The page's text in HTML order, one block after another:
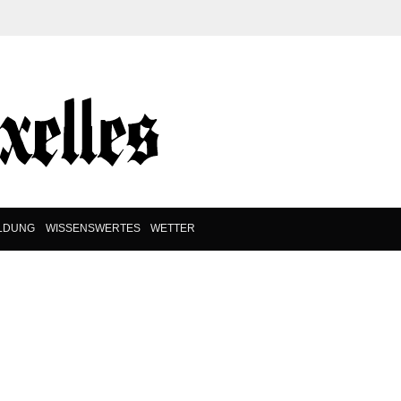
WISSENSWERTES WETTER